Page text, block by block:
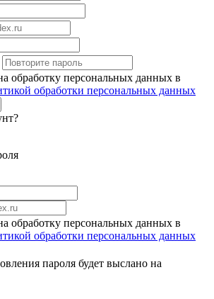
обработку персональных данных в
обработки персональных данных
обработку персональных данных в
обработки персональных данных
пароля будет выслано на